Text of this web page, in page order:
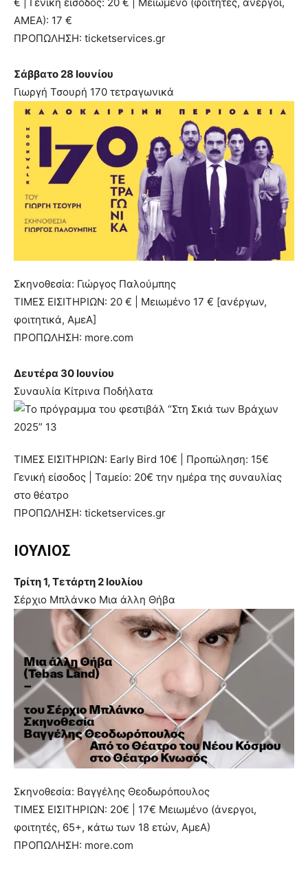
ΑΜΕΑ): 17 €
ΠΡΟΠΩΛΗΣΗ: ticketservices.gr
Σάββατο 28 Ιουνίου
Γιωργή Τσουρή 170 τετραγωνικά
Σκηνοθεσία: Γιώργος Παλούμπης
ΤΙΜΕΣ ΕΙΣΙΤΗΡΙΩΝ: 20 € | Μειωμένο 17 € [ανέργων,
φοιτητικά, ΑμεΑ]
ΠΡΟΠΩΛΗΣΗ: more.com
Δευτέρα 30 Ιουνίου
Συναυλία Κίτρινα Ποδήλατα
ΤΙΜΕΣ ΕΙΣΙΤΗΡΙΩΝ: Early Bird 10€ | Προπώληση: 15€
Γενική είσοδος | Ταμείο: 20€ την ημέρα της συναυλίας
στο θέατρο
ΠΡΟΠΩΛΗΣΗ: ticketservices.gr
ΙΟΥΛΙΟΣ
Τρίτη 1, Τετάρτη 2 Ιουλίου
Σέρχιο Μπλάνκο Μια άλλη Θήβα
Σκηνοθεσία: Βαγγέλης Θεοδωρόπουλος
ΤΙΜΕΣ ΕΙΣΙΤΗΡΙΩΝ: 20€ | 17€ Μειωμένο (άνεργοι,
φοιτητές, 65+, κάτω των 18 ετών, ΑμεΑ)
ΠΡΟΠΩΛΗΣΗ: more.com